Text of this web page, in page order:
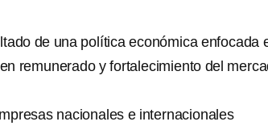
de una política económica enfocada
remunerado y fortalecimiento del
nacionales e internacionales